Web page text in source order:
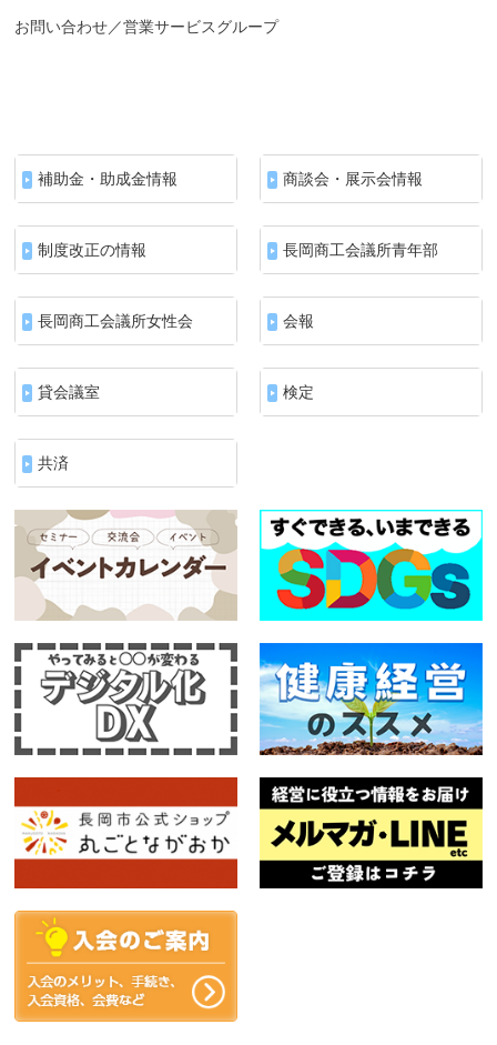
お問い合わせ／営業サービスグループ
補助金・助成金情報 商談会・展示会情報
制度改正の情報 長岡商工会議所青年部
長岡商工会議所女性会 会報
貸会議室 検定
共済